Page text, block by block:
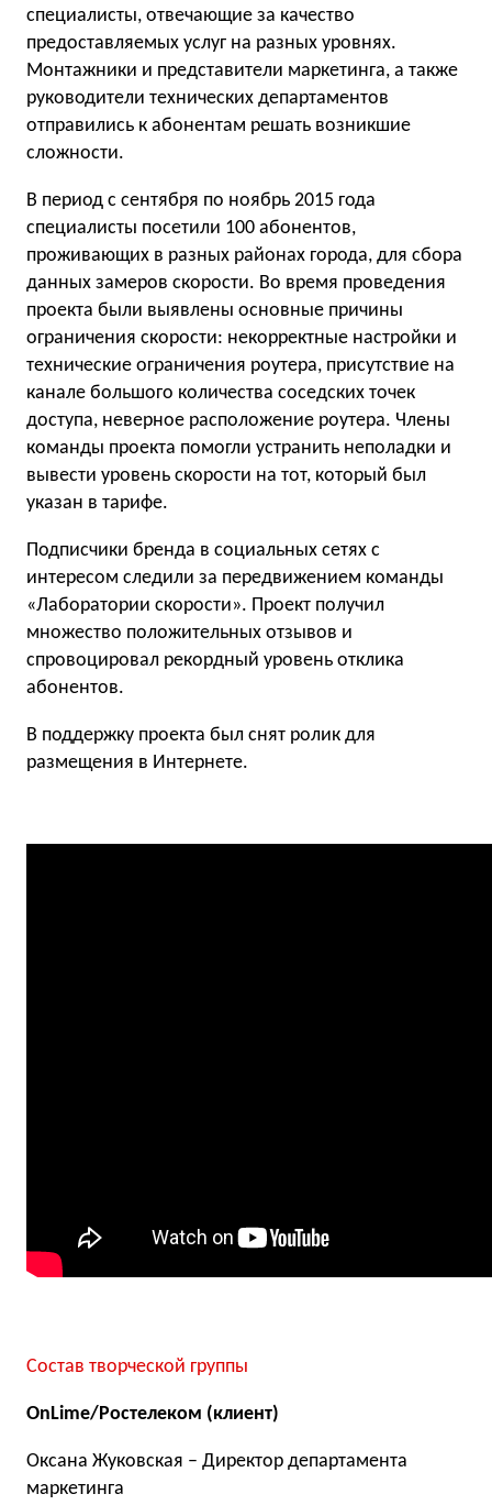
специалисты, отвечающие за качество
предоставляемых услуг на разных уровнях.
Монтажники и представители маркетинга, а также
руководители технических департаментов
отправились к абонентам решать возникшие
сложности.
В период с сентября по ноябрь 2015 года
специалисты посетили 100 абонентов,
проживающих в разных районах города, для сбора
данных замеров скорости. Во время проведения
проекта были выявлены основные причины
ограничения скорости: некорректные настройки и
технические ограничения роутера, присутствие на
канале большого количества соседских точек
доступа, неверное расположение роутера. Члены
команды проекта помогли устранить неполадки и
вывести уровень скорости на тот, который был
указан в тарифе.
Подписчики бренда в социальных сетях с
интересом следили за передвижением команды
«Лаборатории скорости». Проект получил
множество положительных отзывов и
спровоцировал рекордный уровень отклика
абонентов.
В поддержку проекта был снят ролик для
размещения в Интернетe.
Состав творческой группы
ОnLime/Ростелеком (клиент)
Оксана Жуковская – Директор департамента
маркетинга